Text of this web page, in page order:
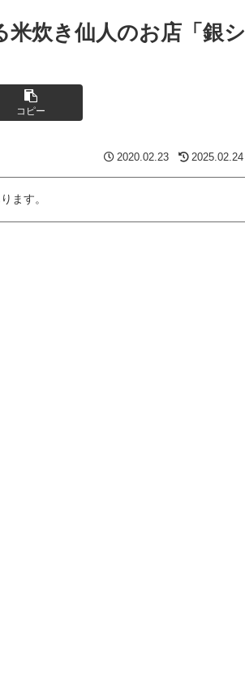
炊き仙人のお店「銀シ
コピー
2020.02.23 2025.02.24
ます。